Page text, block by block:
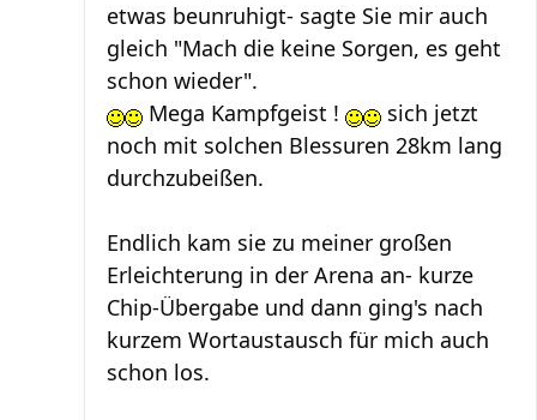
etwas beunruhigt- sagte Sie mir auch
gleich "Mach die keine Sorgen, es geht
schon wieder".
Mega Kampfgeist !
sich jetzt
noch mit solchen Blessuren 28km lang
durchzubeißen.
Endlich kam sie zu meiner großen
Erleichterung in der Arena an- kurze
Chip-Übergabe und dann ging's nach
kurzem Wortaustausch für mich auch
schon los.